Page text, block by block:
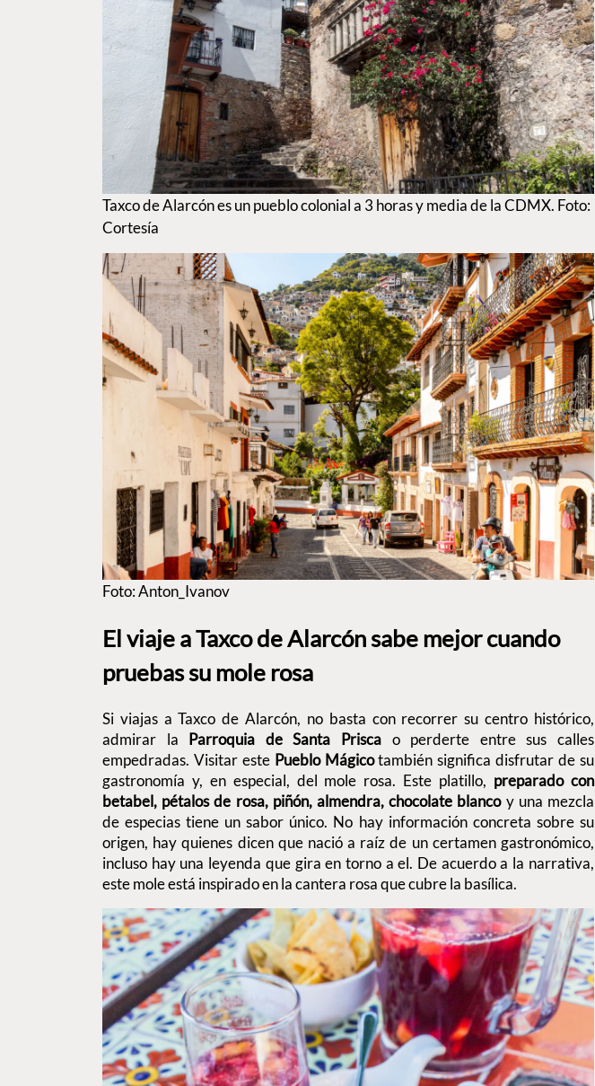
Taxco de Alarcón es un pueblo colonial a 3 horas y media de la CDMX. Foto:
Cortesía
Foto: Anton_Ivanov
El viaje a Taxco de Alarcón sabe mejor cuando
pruebas su mole rosa
Si viajas a Taxco de Alarcón, no basta con recorrer su centro histórico,
admirar la Parroquia de Santa Priscao perderte entre sus calles
empedradas. Visitar estePueblo Mágicotambién significa disfrutar de su
gastronomía y, en especial, del mole rosa. Este platillo, preparado con
betabel, pétalos de rosa, piñón, almendra, chocolate blancoy una mezcla
de especias tiene un sabor único. No hay información concreta sobre su
origen, hay quienes dicen que nació a raíz de un certamen gastronómico,
incluso hay una leyenda que gira en torno a el. De acuerdo a la narrativa,
este mole está inspirado en la cantera rosa que cubre la basílica.